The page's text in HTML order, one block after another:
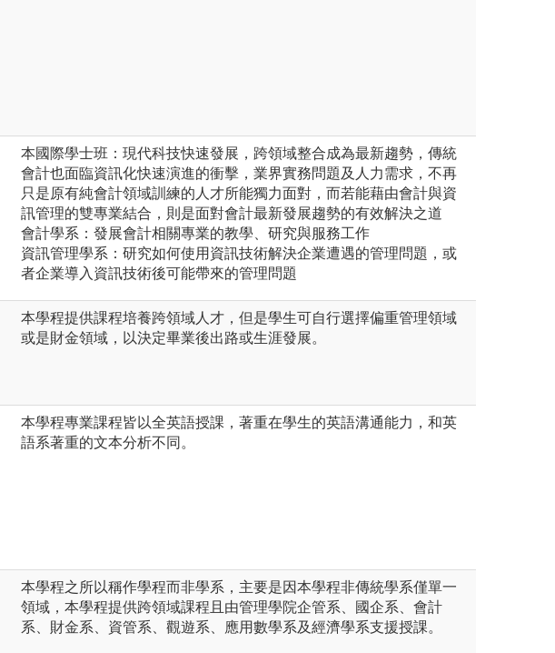
本國際學士班：現代科技快速發展，跨領域整合成為最新趨勢，傳統
會計也面臨資訊化快速演進的衝擊，業界實務問題及人力需求，不再
只是原有純會計領域訓練的人才所能獨力面對，而若能藉由會計與資
訊管理的雙專業結合，則是面對會計最新發展趨勢的有效解決之道
會計學系：發展會計相關專業的教學、研究與服務工作
資訊管理學系：研究如何使用資訊技術解決企業遭遇的管理問題，或
者企業導入資訊技術後可能帶來的管理問題
本學程提供課程培養跨領域人才，但是學生可自行選擇偏重管理領域
或是財金領域，以決定畢業後出路或生涯發展。
本學程專業課程皆以全英語授課，著重在學生的英語溝通能力，和英
語系著重的文本分析不同。
本學程之所以稱作學程而非學系，主要是因本學程非傳統學系僅單一
領域，本學程提供跨領域課程且由管理學院企管系、國企系、會計
系、財金系、資管系、觀遊系、應用數學系及經濟學系支援授課。